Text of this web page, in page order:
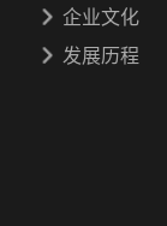
企业文化
发展历程